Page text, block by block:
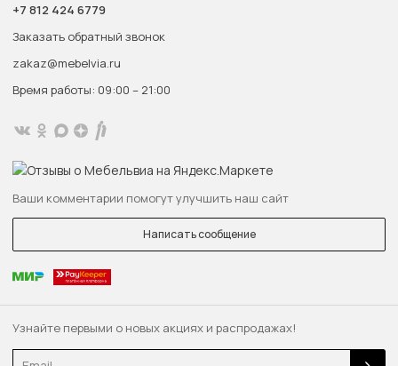
Узнайте первыми о новых акциях и распродажах!
+7 812 424 6779
Заказать обратный звонок
zakaz@mebelvia.ru
Время работы: 09:00 – 21:00
Ваши комментарии помогут улучшить наш сайт
Написать сообщение